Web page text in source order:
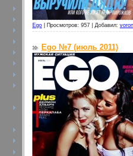
Ego Просмотров: 957 | Добавил: voron
Ego №7 (июль 2011)